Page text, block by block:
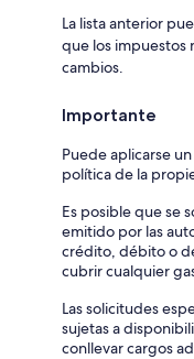
La lista anterior
que los impuestos
cambios.
Importante
Puede aplicarse
política de la
Es posible que se
emitido por las
crédito, débito o
cubrir cualquier
Las solicitudes
sujetas a
conllevar cargos